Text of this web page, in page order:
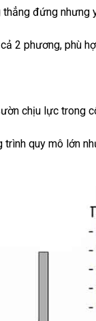
đứng nhưng
2 phương, phù
chịu lực trong
quy mô lớn